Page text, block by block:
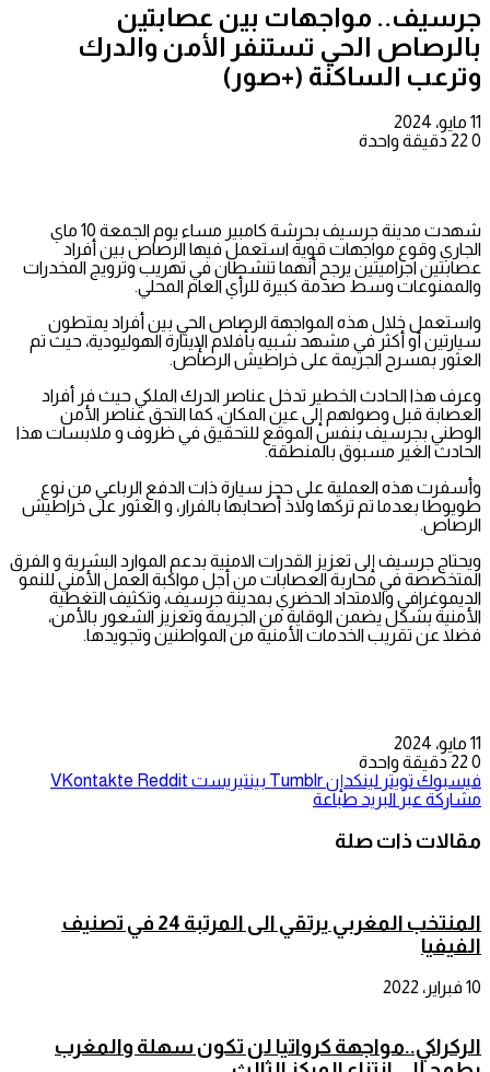
جرسيف.. مواجهات بين عصابتين
بالرصاص الحي تستنفر الأمن والدرك
وترعب الساكنة (+صور)
11 مايو، 2024
0
دقيقة واحدة
شهدت مدينة جرسيف بحرشة كامبير مساء يوم الجمعة 10 ماي
الجاري وقوع مواجهات قوية استعمل فيها الرصاص بين أفراد
عصابتين اجراميتين يرجح أنهما تنشطان في تهريب وترويج المخدرات
والممنوعات وسط صدمة كبيرة للرأي العام المحلي.
واستعمل خلال هذه المواجهة الرصاص الحي بين أفراد يمتطون
سيارتين أو أكثر في مشهد شبيه بأفلام الإيثارة الهوليودية، حيث تم
العثور بمسرح الجريمة على خراطيش الرصاص.
وعرف هذا الحادث الخطير تدخل عناصر الدرك الملكي حيث فر أفراد
العصابة قبل وصولهم إلى عين المكان، كما التحق عناصر الأمن
الوطني بجرسيف بنفس الموقع للتحقيق في ظروف و ملابسات هذا
الحادث الغير مسبوق بالمنطقة.
وأسفرت هذه العملية على حجز سيارة ذات الدفع الرباعي من نوع
طويوطا بعدما تم تركها ولاذ أصحابها بالفرار، و العثور على خراطيش
الرصاص.
ويحتاج جرسيف إلى تعزيز القدرات الامنية بدعم الموارد البشرية و الفرق
المتخصصة في محاربة العصابات من أجل مواكبة العمل الأمني للنمو
الديموغرافي والامتداد الحضري بمدينة جرسيف، وتكثيف التغطية
الأمنية بشكل يضمن الوقاية من الجريمة وتعزيز الشعور بالأمن،
فضلا عن تقريب الخدمات الأمنية من المواطنين وتجويدها.
11 مايو، 2024
0
دقيقة واحدة
فيسبوك تويتر لينكدإن بينتيريست
مشاركة عبر البريد طباعة
مقالات ذات صلة
المنتخب المغربي يرتقي الى المرتبة 24 في تصنيف
الفيفيا
10 فبراير، 2022
الركراكي..مواجهة كرواتيا لن تكون سهلة والمغرب